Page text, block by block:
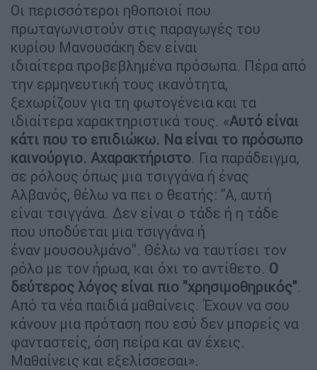
Οι περισσότεροι ηθοποιοί που
πρωταγωνιστούν στις παραγωγές του
κυρίου Μανουσάκη δεν είναι
ιδιαίτερα προβεβλημένα πρόσωπα. Πέρα από
την ερμηνευτική τους ικανότητα,
ξεχωρίζουν για τη φωτογένεια και τα
ιδιαίτερα χαρακτηριστικά τους. «Αυτό είναι
κάτι που το επιδιώκω. Να είναι το πρόσωπο
καινούργιο. Αχαρακτήριστο. Για παράδειγμα,
σε ρόλους όπως μια τσιγγάνα ή ένας
Αλβανός, θέλω να πει ο θεατής: "Α, αυτή
είναι τσιγγάνα. Δεν είναι ο τάδε ή η τάδε
που υποδύεται μια τσιγγάνα ή
έναν μουσουλμάνο". Θέλω να ταυτίσει τον
ρόλο με τον ήρωα, και όχι το αντίθετο. Ο
δεύτερος λόγος είναι πιο "χρησιμοθηρικός".
Από τα νέα παιδιά μαθαίνεις. Έχουν να σου
κάνουν μια πρόταση που εσύ δεν μπορείς να
φανταστείς, όση πείρα και αν έχεις.
Μαθαίνεις και εξελίσσεσαι».